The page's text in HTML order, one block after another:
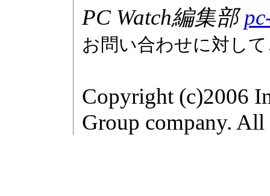
PC Watch編集部
お問い合わせに対し
Copyright (c)2006
Group company. All